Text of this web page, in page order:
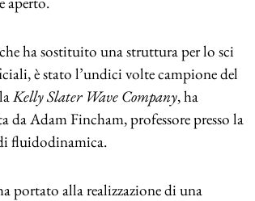
ha sostituito una struttura per lo sci
è stato l’undici volte campione del
Kelly Slater Wave Company, ha
Adam Fincham, professore presso la
fluidodinamica.
portato alla realizzazione di una